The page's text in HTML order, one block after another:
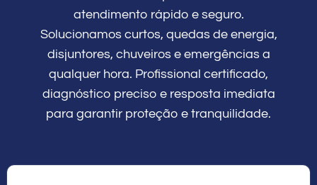
atendimento rápido e seguro.
Solucionamos curtos, quedas de energia,
disjuntores, chuveiros e emergências a
qualquer hora. Profissional certificado,
diagnóstico preciso e resposta imediata
para garantir proteção e tranquilidade.